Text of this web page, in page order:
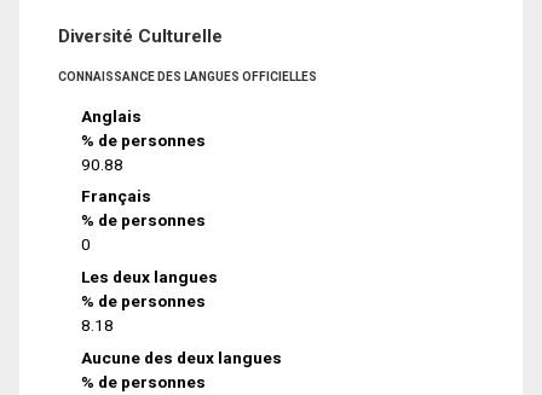
Diversité Culturelle
CONNAISSANCE DES LANGUES OFFICIELLES
Anglais
% de personnes
90.88
Français
% de personnes
0
Les deux langues
% de personnes
8.18
Aucune des deux langues
% de personnes